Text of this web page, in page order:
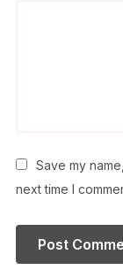
Save my
next time I